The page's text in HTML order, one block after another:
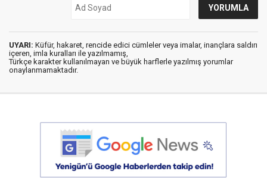
UYARI: Küfür, hakaret, rencide edici cümleler veya imalar, inançlara saldırı
içeren, imla kuralları ile yazılmamış,
Türkçe karakter kullanılmayan ve büyük harflerle yazılmış yorumlar
onaylanmamaktadır.